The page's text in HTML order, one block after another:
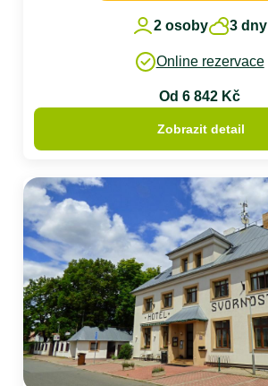
2 osoby 3 dny
Online rezervace
Od 6 842 Kč
Zobrazit detail